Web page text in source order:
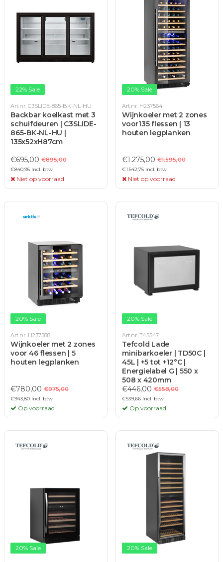
22% Sale
Art.nr. C3SLIDE-865-BK-NL-HU
Backbar koelkast met 3
schuifdeuren | C3SLIDE-
865-BK-NL-HU |
135x52xH87cm
€695,00 €895,00
€840,95 Incl. btw
Niet op voorraad
20% Sale
Art.nr. H237564
Wijnkoeler met 2 zones
voor135 flessen | 13
houten legplanken
€1.275,00 €1.595,00
€1.542,75 Incl. btw
Niet op voorraad
20% Sale
Art.nr. H237588
Wijnkoeler met 2 zones
voor 46 flessen | 5
houten legplanken
€780,00 €975,00
€943,80 Incl. btw
Op voorraad
20% Sale
Art.nr. T45547
Tefcold Lade
minibarkoeler | TD50C |
45L | +5 tot +12°C |
Energielabel G | 550 x
508 x 420mm
€446,00 €558,00
€539,66 Incl. btw
Op voorraad
20% Sale 20% Sale